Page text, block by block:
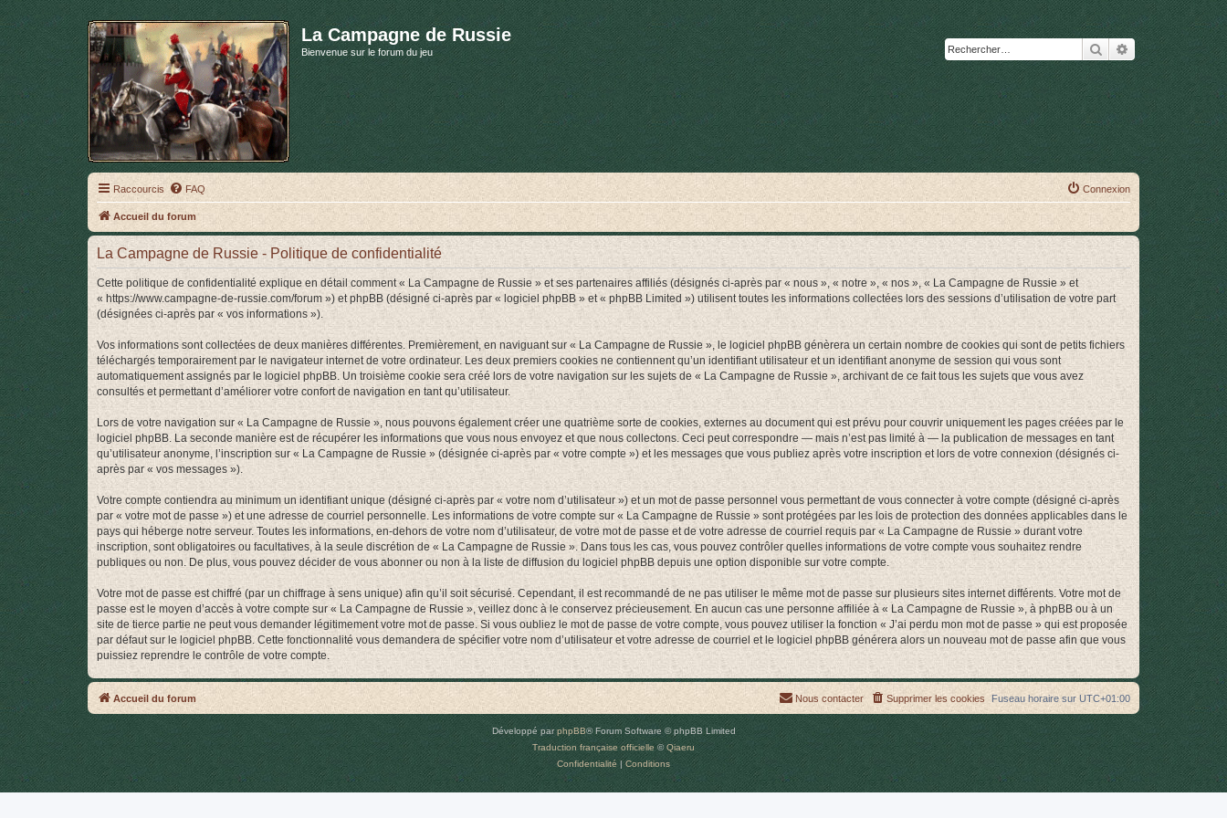
La Campagne de Russie
Bienvenue sur le forum du jeu RechercherRecherche
Raccourcis FAQ Connexion
Accueil du forum
La Campagne de Russie - Politique de confidentialité
Cette politique de confidentialité explique en détail comment « La Campagne de Russie » et ses partenaires affiliés (désignés ci-après par « nous », « notre », « nos », « La Campagne de Russie » et
« https://www.campagne-de-russie.com/forum ») et phpBB (désigné ci-après par « logiciel phpBB » et « phpBB Limited ») utilisent toutes les informations collectées lors des sessions d’utilisation de votre part
(désignées ci-après par « vos informations »).
Vos informations sont collectées de deux manières différentes. Premièrement, en naviguant sur « La Campagne de Russie », le logiciel phpBB génèrera un certain nombre de cookies qui sont de petits fichiers
téléchargés temporairement par le navigateur internet de votre ordinateur. Les deux premiers cookies ne contiennent qu’un identifiant utilisateur et un identifiant anonyme de session qui vous sont
automatiquement assignés par le logiciel phpBB. Un troisième cookie sera créé lors de votre navigation sur les sujets de « La Campagne de Russie », archivant de ce fait tous les sujets que vous avez
consultés et permettant d’améliorer votre confort de navigation en tant qu’utilisateur.
Lors de votre navigation sur « La Campagne de Russie », nous pouvons également créer une quatrième sorte de cookies, externes au document qui est prévu pour couvrir uniquement les pages créées par le
logiciel phpBB. La seconde manière est de récupérer les informations que vous nous envoyez et que nous collectons. Ceci peut correspondre — mais n’est pas limité à — la publication de messages en tant
qu’utilisateur anonyme, l’inscription sur « La Campagne de Russie » (désignée ci-après par « votre compte ») et les messages que vous publiez après votre inscription et lors de votre connexion (désignés ci-
après par « vos messages »).
Votre compte contiendra au minimum un identifiant unique (désigné ci-après par « votre nom d’utilisateur ») et un mot de passe personnel vous permettant de vous connecter à votre compte (désigné ci-après
par « votre mot de passe ») et une adresse de courriel personnelle. Les informations de votre compte sur « La Campagne de Russie » sont protégées par les lois de protection des données applicables dans le
pays qui héberge notre serveur. Toutes les informations, en-dehors de votre nom d’utilisateur, de votre mot de passe et de votre adresse de courriel requis par « La Campagne de Russie » durant votre
inscription, sont obligatoires ou facultatives, à la seule discrétion de « La Campagne de Russie ». Dans tous les cas, vous pouvez contrôler quelles informations de votre compte vous souhaitez rendre
publiques ou non. De plus, vous pouvez décider de vous abonner ou non à la liste de diffusion du logiciel phpBB depuis une option disponible sur votre compte.
Votre mot de passe est chiffré (par un chiffrage à sens unique) afin qu’il soit sécurisé. Cependant, il est recommandé de ne pas utiliser le même mot de passe sur plusieurs sites internet différents. Votre mot de
passe est le moyen d’accès à votre compte sur « La Campagne de Russie », veillez donc à le conservez précieusement. En aucun cas une personne affiliée à « La Campagne de Russie », à phpBB ou à un
site de tierce partie ne peut vous demander légitimement votre mot de passe. Si vous oubliez le mot de passe de votre compte, vous pouvez utiliser la fonction « J’ai perdu mon mot de passe » qui est proposée
par défaut sur le logiciel phpBB. Cette fonctionnalité vous demandera de spécifier votre nom d’utilisateur et votre adresse de courriel et le logiciel phpBB générera alors un nouveau mot de passe afin que vous
puissiez reprendre le contrôle de votre compte.
Accueil du forum Fuseau horaire sur UTC+01:00
Supprimer les cookies
Nous contacter
Développé parphpBB® Forum Software © phpBB Limited
Traduction française officielle ©Qiaeru
Confidentialité |Conditions